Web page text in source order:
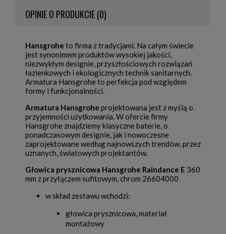
OPINIE O PRODUKCIE (0)
Hansgrohe to firma z tradycjami. Na całym świecie
jest synonimem produktów wysokiej jakości,
niezwykłym designie, przyszłościowych rozwiązań
łazienkowych i ekologicznych technik sanitarnych.
Armatura Hansgrohe to perfekcja pod względem
formy i funkcjonalności.
Armatura Hansgrohe projektowana jest z myślą o
przyjemności użytkowania. W ofercie firmy
Hansgrohe znajdziemy klasyczne baterie, o
ponadczasowym designie, jak i nowoczesne
zaprojektowane według najnowszych trendów, przez
uznanych, światowych projektantów.
Głowica prysznicowa Hansgrohe Raindance E 360
mm z przyłączem sufitowym, chrom 26604000
w skład zestawu wchodzi:
głowica prysznicowa, materiał
montażowy